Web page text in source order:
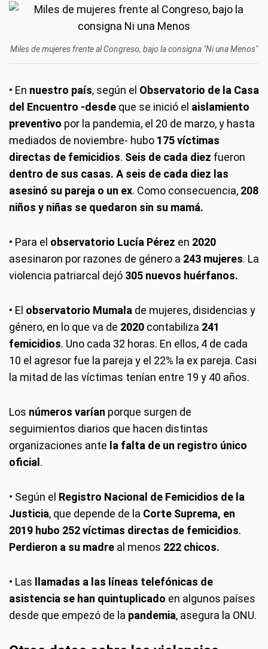
Miles de mujeres frente al Congreso, bajo la consigna "Ni una Menos"
• En nuestro país, según el Observatorio de la Casa
del Encuentro -desde que se inició el aislamiento
preventivo por la pandemia, el 20 de marzo, y hasta
mediados de noviembre- hubo 175 víctimas
directas de femicidios. Seis de cada diez fueron
dentro de sus casas. A seis de cada diez las
asesinó su pareja o un ex. Como consecuencia, 208
niños y niñas se quedaron sin su mamá.
• Para el observatorio Lucía Pérez en 2020
asesinaron por razones de género a 243 mujeres. La
violencia patriarcal dejó 305 nuevos huérfanos.
• El observatorio Mumala de mujeres, disidencias y
género, en lo que va de 2020 contabiliza 241
femicidios. Uno cada 32 horas. En ellos, 4 de cada
10 el agresor fue la pareja y el 22% la ex pareja. Casi
la mitad de las víctimas tenían entre 19 y 40 años.
Los números varían porque surgen de
seguimientos diarios que hacen distintas
organizaciones ante la falta de un registro único
oficial .
• Según el Registro Nacional de Femicidios de la
Justicia, que depende de la Corte Suprema, en
2019 hubo 252 víctimas directas de femicidios.
Perdieron a su madre al menos 222 chicos.
• Las
llamadas a las líneas telefónicas de
asistencia se han quintuplicado en algunos países
desde que empezó de la pandemia, asegura la ONU.